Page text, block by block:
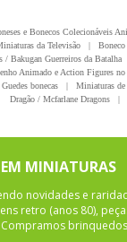
e Bonecos Colecionáveis
da Televisão |
/ Bakugan Guerreiros da Batalha
Animado e Action Figures
bonecas |
Miniaturas
Dragão / Mcfarlane Dragons
|
EM MINIATURAS
novidades e
retro (anos 80),